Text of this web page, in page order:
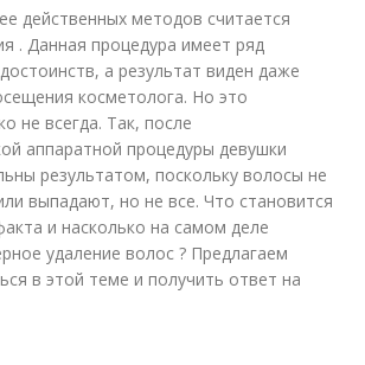
действенных методов считается
. Данная процедура имеет ряд
а результат виден даже
косметолога. Но это
не всегда. Так, после
аппаратной процедуры девушки
результатом, поскольку волосы не
выпадают, но не все. Что становится
и насколько на самом деле
удаление волос ? Предлагаем
в этой теме и получить ответ на